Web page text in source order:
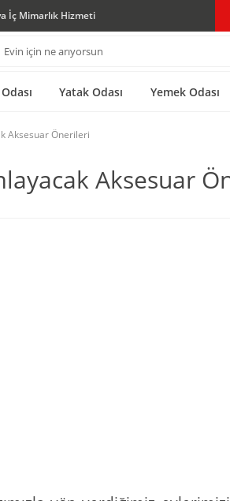
İç Mimarlık Hizmeti
Yatak Odası Yemek Odası
Aksesuar Önerileri
Aksesuar